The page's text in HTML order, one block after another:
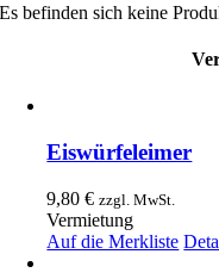
Es befinden sich keine
Eiswürfeleimer
9,80€ zzgl. MwSt.
Vermietung
Auf die Merkliste